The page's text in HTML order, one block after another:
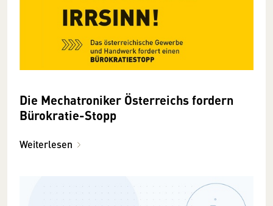
Die Mechatroniker Österreichs fordern
Bürokratie-Stopp
Weiterlesen